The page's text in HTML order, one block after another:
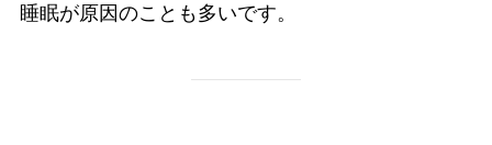
睡眠が原因のことも多いです。